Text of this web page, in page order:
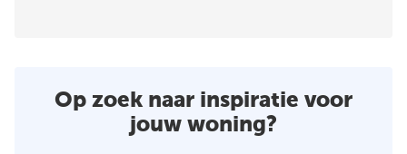
Op zoek naar inspiratie voor
jouw woning?